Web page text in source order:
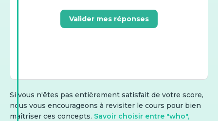
Valider mes réponses
Si vous n'êtes pas entièrement satisfait de votre score,
nous vous encourageons à revisiter le cours pour bien
maîtriser ces concepts. Savoir choisir entre "who",